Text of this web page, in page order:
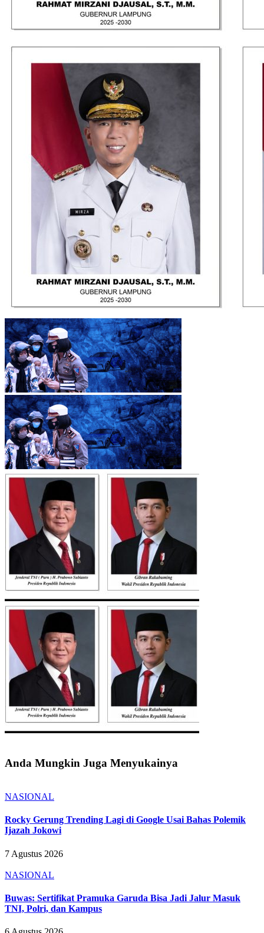
Anda Mungkin Juga Menyukainya
NASIONAL
Rocky Gerung Trending Lagi di Google Usai Bahas Polemik
Ijazah Jokowi
7 Agustus 2026
NASIONAL
Buwas: Sertifikat Pramuka Garuda Bisa Jadi Jalur Masuk
TNI, Polri, dan Kampus